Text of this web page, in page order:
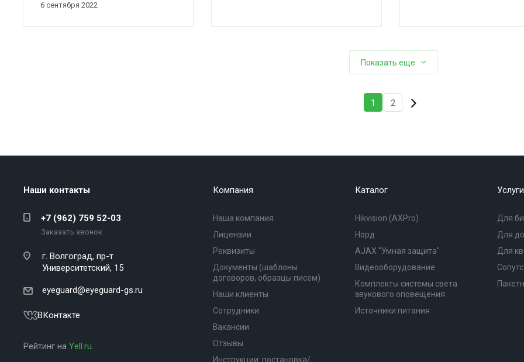
6 сентября 2022
Показать еще
1 2
Наши контакты
+7 (962) 759 52-03
Заказать звонок
г. Волгоград, пр-т
Университетский, 15
eyeguard@eyeguard-gs.ru
ВКонтакте
Рейтинг на Yell.ru.
Компания
Наша компания
Лицензии
Реквизиты
Документы (шаблоны
договоров, образцы писем)
Наши клиенты
Сотрудники
Вакансии
Отзывы
Инструкции: постановка/
Каталог
Hikvision (AXPro)
Норд
AJAX "Умная защита"
Видеооборудование
Комплекты системы света
звукового оповещения
Источники питания
Услуги
Для
Для
Для